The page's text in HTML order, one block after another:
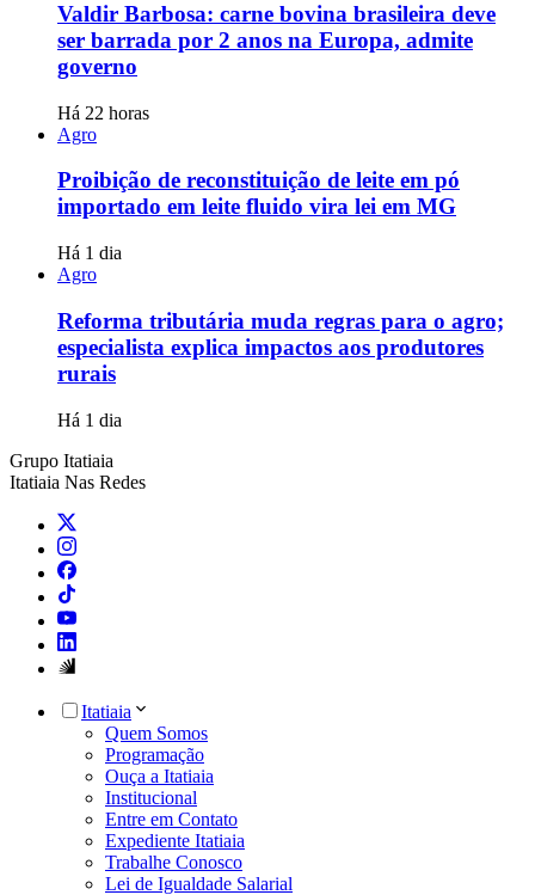
Valdir Barbosa: carne bovina brasileira deve
ser barrada por 2 anos na Europa, admite
governo
Há 22 horas
Agro
Proibição de reconstituição de leite em pó
importado em leite fluido vira lei em MG
Há 1 dia
Agro
Reforma tributária muda regras para o agro;
especialista explica impactos aos produtores
rurais
Há 1 dia
Grupo Itatiaia
Itatiaia Nas Redes
Itatiaia
Quem Somos
Programação
Ouça a Itatiaia
Institucional
Entre em Contato
Expediente Itatiaia
Trabalhe Conosco
Lei de Igualdade Salarial